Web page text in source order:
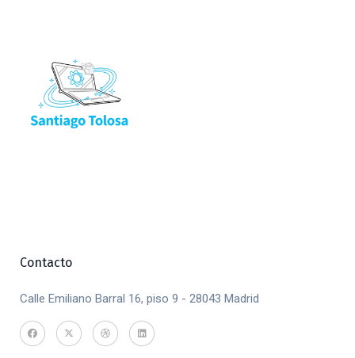
Contacto
Calle Emiliano Barral 16, piso 9 - 28043 Madrid